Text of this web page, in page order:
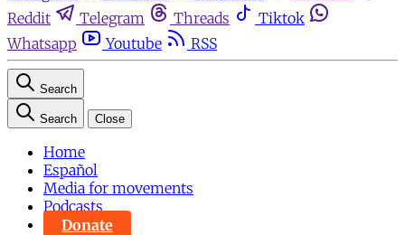
Reddit
Telegram Threads
Tiktok
Whatsapp
Youtube RSS
Search
Search Close
Home
Español
Media for movements
Podcasts
Donate